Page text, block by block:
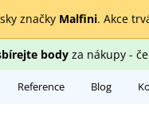
značky Malfini. Akce
bodyza nákupy -
Reference Blog